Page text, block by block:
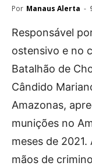
Por Manaus Alerta -
Responsável
ostensivo e no
Batalhão de
Cândido
Amazonas,
munições no
meses de
mãos de